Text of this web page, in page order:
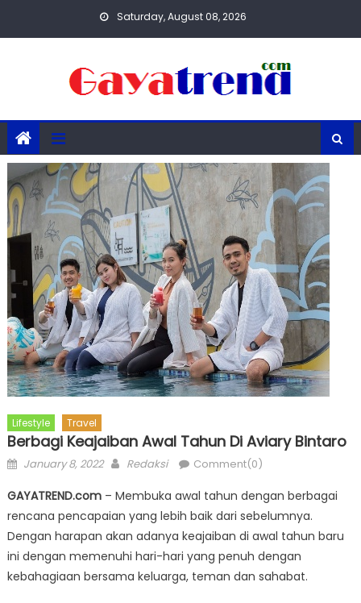
Saturday, August 08, 2026
Lifestyle Travel
Berbagi Keajaiban Awal Tahun Di Aviary Bintaro
Posted
January 8, 2022 Author
Redaksi Comment(0)
GAYATREND.com– Membuka awal tahun dengan berbagai
rencana pencapaian yang lebih baik dari sebelumnya.
Dengan harapan akan adanya keajaiban di awal tahun baru
ini dengan memenuhi hari-hari yang penuh dengan
kebahagiaan bersama keluarga, teman dan sahabat.